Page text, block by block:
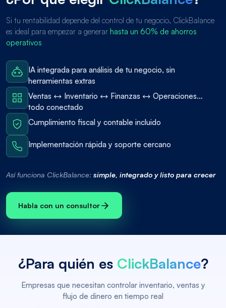
Si tu rentabilidad depende del control de tu negocio, ClickBalance
es ideal para empezar a generar hasta un 60% de ahorros
operativos
IA integrada para análisis de tu negocio, sin
herramientas extras
Ventas ↔ Inventario ↔ Finanzas ↔ Operaciones…
todo conectado
Cumplimiento fiscal y contable incluido
Implementación rápida y soporte cercano
Así funciona ClickBalance: simple, integrado y listo para crecer
Habla con un consultor
¿Para quién es ClickBalance?
Empresas que necesitan controlar inventario, ventas y
flujo de dinero en tiempo real